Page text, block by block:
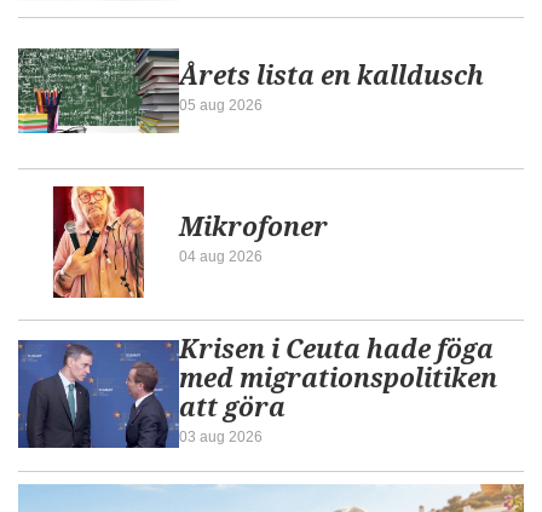
Årets lista en kalldusch
05 aug 2026
Mikrofoner
04 aug 2026
Krisen i Ceuta hade föga
med migrationspolitiken
att göra
03 aug 2026